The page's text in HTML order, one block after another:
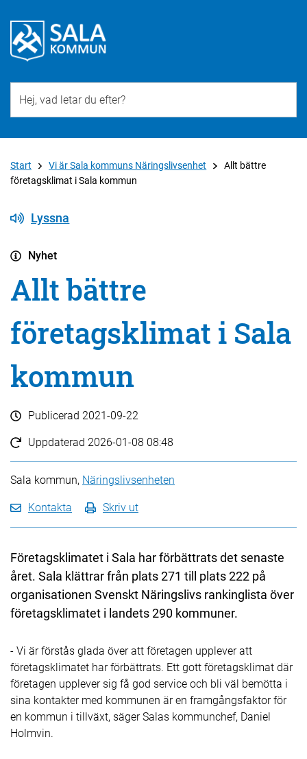
Start Vi är Sala kommuns Näringslivsenhet
Allt bättre
företagsklimat i Sala kommun
Lyssna
Nyhet
Allt bättre
företagsklimat i Sala
kommun
Publicerad 2021-09-22
Uppdaterad 2026-01-08 08:48
Sala kommun, Näringslivsenheten
Kontakta Skriv ut
Företagsklimatet i Sala har förbättrats det senaste
året. Sala klättrar från plats 271 till plats 222 på
organisationen Svenskt Näringslivs rankinglista över
företagsklimatet i landets 290 kommuner.
- Vi är förstås glada över att företagen upplever att
företagsklimatet har förbättrats. Ett gott företagsklimat där
företagen upplever sig få god service och bli väl bemötta i
sina kontakter med kommunen är en framgångsfaktor för
en kommun i tillväxt, säger Salas kommunchef, Daniel
Holmvin.